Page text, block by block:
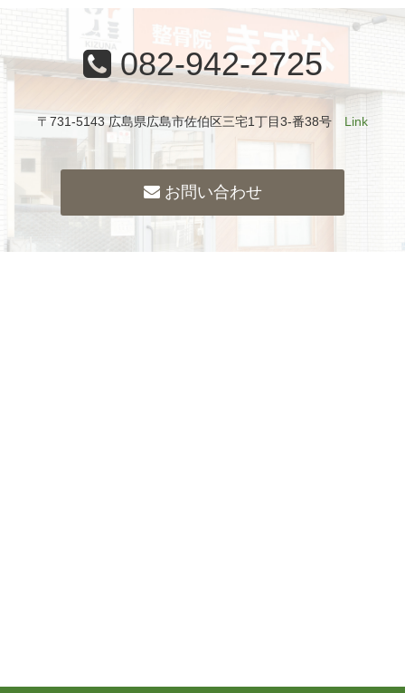
082-942-2725
〒731-5143 広島県広島市佐伯区三宅1丁目3-番38号 Link
お問い合わせ